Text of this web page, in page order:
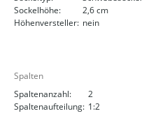
Sockelhöhe:
2,6 cm
Höhenversteller: nein
Spalten
Spaltenanzahl:
2
Spaltenaufteilung: 1:2